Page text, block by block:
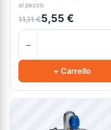
al pezzo
11,11 €5,55 €
−
+ Carrello